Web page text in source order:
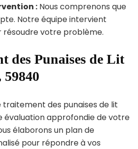
: Nous comprenons que
Notre équipe intervient
votre problème.
des Punaises de Lit
59840
traitement des punaises de lit
évaluation approfondie de votre
élaborons un plan de
pour répondre à vos